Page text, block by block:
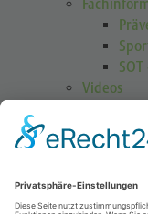
Videos
Publikationen